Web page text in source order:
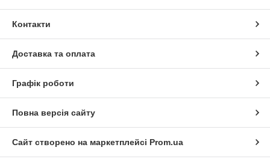
Контакти
Доставка та оплата
Графік роботи
Повна версія сайту
Сайт створено на маркетплейсі Prom.ua